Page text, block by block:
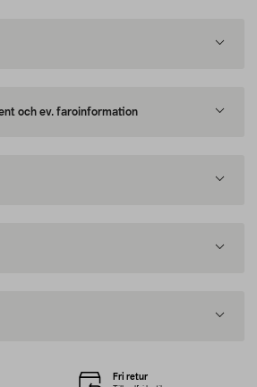
och ev. faroinformation
Fri retur